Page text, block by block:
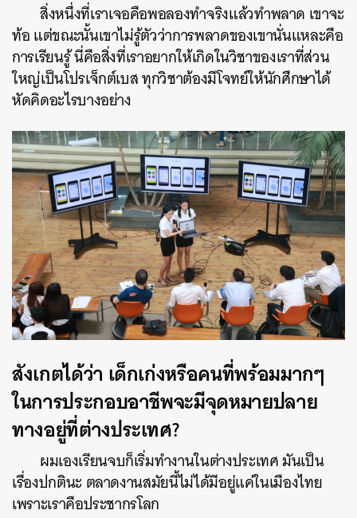
สิ่งหนึ่งที่เราเจอคือพอลองทำจริงแล้วทำพลาด เขาจะ
ท้อ แต่ขณะนั้นเขาไม่รู้ตัวว่าการพลาดของเขานั่นแหละคือ
การเรียนรู้ นี่คือสิ่งที่เราอยากให้เกิดในวิชาของเราที่ส่วน
ใหญ่เป็นโปรเจ็กต์เบส ทุกวิชาต้องมีโจทย์ให้นักศึกษาได้
หัดคิดอะไรบางอย่าง
สังเกตได้ว่า เด็กเก่งหรือคนที่พร้อมมากๆ
ในการประกอบอาชีพจะมีจุดหมายปลาย
ทางอยู่ที่ต่างประเทศ?
ผมเองเรียนจบก็เริ่มทำงานในต่างประเทศ มันเป็น
เรื่องปกตินะ ตลาดงานสมัยนี้ไม่ได้มีอยู่แค่ในเมืองไทย
เพราะเราคือประชากรโลก